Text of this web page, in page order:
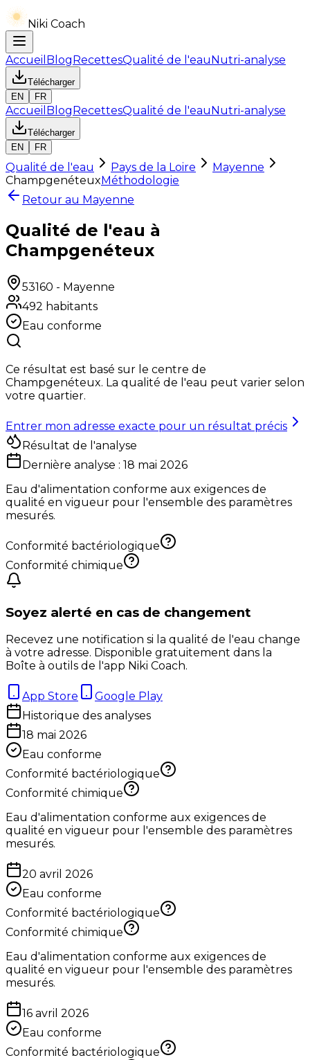
Niki Coach
Accueil BlogRecettesQualité de l'eauNutri-analyse
Télécharger
EN
FR
Accueil BlogRecettesQualité de l'eauNutri-analyse
Télécharger
EN
FR
Qualité de l'eau Pays de la Loire
Mayenne
ChampgenéteuxMéthodologie
Retour au Mayenne
Qualité de l'eau à
Champgenéteux
53160 - Mayenne
492 habitants
Eau conforme
Ce résultat est basé sur le centre de
Champgenéteux. La qualité de l'eau peut varier selon
votre quartier.
Entrer mon adresse exacte pour un résultat précis
Résultat de l'analyse
Dernière analyse : 18 mai 2026
Eau d'alimentation conforme aux exigences de
qualité en vigueur pour l'ensemble des paramètres
mesurés.
Conformité bactériologique
Conformité chimique
Soyez alerté en cas de changement
Recevez une notification si la qualité de l'eau change
à votre adresse. Disponible gratuitement dans la
Boîte à outils de l'app Niki Coach.
App Store
Google Play
Historique des analyses
18 mai 2026
Eau conforme
Conformité bactériologique
Conformité chimique
Eau d'alimentation conforme aux exigences de
qualité en vigueur pour l'ensemble des paramètres
mesurés.
20 avril 2026
Eau conforme
Conformité bactériologique
Conformité chimique
Eau d'alimentation conforme aux exigences de
qualité en vigueur pour l'ensemble des paramètres
mesurés.
16 avril 2026
Eau conforme
Conformité bactériologique